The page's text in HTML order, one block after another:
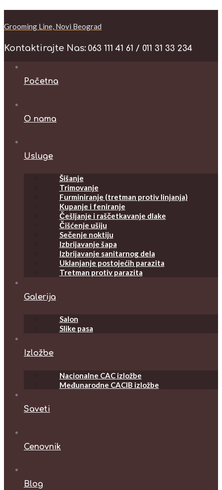
Grooming Line, Novi Beograd
Kontaktirajte Nas: 063 111 41 61 / 011 31 33 234
Početna
O nama
Usluge
Šišanje
Trimovanje
Furminiranje (tretman protiv linjanja)
Kupanje i feniranje
Češljanje i raščetkavanje dlake
Čišćenje ušiju
Sečenje noktiju
Izbrijavanje šapa
Izbrijavanje sanitarnog dela
Uklanjanje postojećih parazita
Tretman protiv parazita
Galerija
Salon
Slike pasa
Izložbe
Nacionalne CAC izložbe
Međunarodne CACIB izložbe
Saveti
Cenovnik
Blog